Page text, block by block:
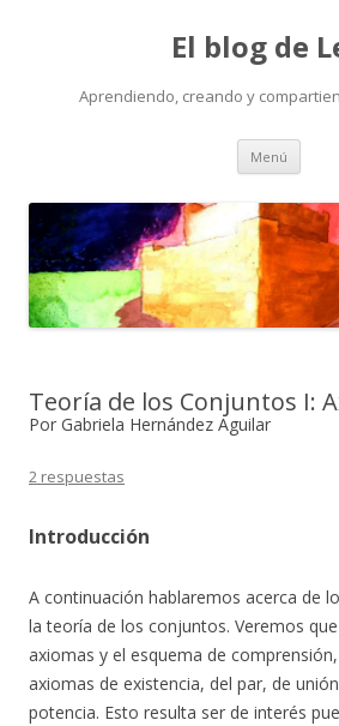
El blog de
Aprendiendo, creando y
Menú Saltar
Teoría de los Conjuntos I:
Por Gabriela Hernández Aguilar
2 respuestas
Introducción
A continuación hablaremos acerca de
la teoría de los conjuntos. Veremos
axiomas y el esquema de
axiomas de existencia, del par, de
potencia. Esto resulta ser de interés